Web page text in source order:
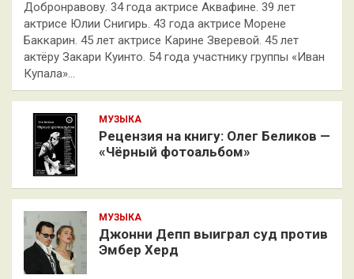
Добронравову. 34 года актрисе Аквафине. 39 лет
актрисе Юлии Снигирь. 43 года актрисе Морене
Баккарин. 45 лет актрисе Карине Зверевой. 45 лет
актёру Закари Куинто. 54 года участнику группы «Иван
Купала»…
МУЗЫКА
Рецензия на книгу: Олег Беликов —
«Чёрный фотоальбом»
МУЗЫКА
Джонни Депп выиграл суд против
Эмбер Херд